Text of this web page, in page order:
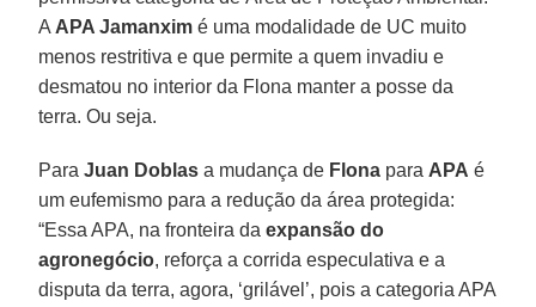
A APA Jamanxim é uma modalidade de UC muito
menos restritiva e que permite a quem invadiu e
desmatou no interior da Flona manter a posse da
terra. Ou seja.
ParaJuan Doblas a mudança de Flona para APA é
um eufemismo para a redução da área protegida:
“Essa APA, na fronteira daexpansão do
agronegócio, reforça a corrida especulativa e a
disputa da terra, agora, ‘grilável’, pois a categoria APA